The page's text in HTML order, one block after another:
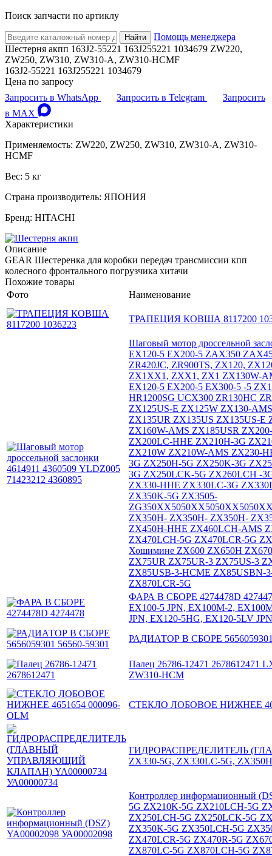
Поиск запчасти по артиклу
Найти
Помощь менеджера
Шестерня акпп 163J2-55221 163J255221 1034679 ZW220,
ZW250, ZW310, ZW310-A, ZW310-HCMF
163J2-55221 163J255221 1034679
Цена по запросу
Запросить в WhatsApp
Запросить в Telegram
Запросить
в MAX
Характеристики
Применяемость: ZW220, ZW250, ZW310, ZW310-A, ZW310-
HCMF
Вес: 5 кг
Страна производитель: ЯПОНИЯ
Бренд: HITACHI
Описание
GEAR Шестеренка для коробки передач трансмиссии кпп
колесного фронтального погрузчика хитачи
Похожие товары
Фото
Наименование
ТРАПЕЦИЯ КОВША 8117200
Шаговый мотор дроссельной
EX120-5 EX200-5 ZAX350
ZR420JC, ZR900TS, ZX120,
ZX1XX1, ZXX1, ZX1 ZX130W-
EX120-5 EX200-5 EX300-5 -5
HR1200SG UCX300 ZR130HC
ZX125US-E ZX125W ZX130-
ZX135UR ZX135US ZX135US-E
ZX160W-AMS ZX185USR
ZX200LC-HHE ZX210H-3G
ZX210W ZX210W-AMS ZX230-
3G ZX250H-5G ZX250K-3G
3G ZX250LCK-5G ZX260LCH -
ZX330-HHE ZX330LC-3G
ZX350K-5G ZX3505-
ZX350H- ZX350H- ZX350H-
ZX450H-HHE ZX460LCH-AMS
ZX470LCH-5G ZX470LCR-5G
Хошимине ZX600 ZX650H
ZX75UR ZX75UR-3 ZX75US-3
ZX85USB-3-HCME ZX85USBN-
ZX870LCR-5G
ФАРА В СБОРЕ 4274478D
EX100-5 JPN, EX100M-2,
JPN, EX120-5HG, EX120-5LV
РАДИАТОР В СБОРЕ 5656059301
Палец 26786-12471 2678612471
ZW310-HCM
СТЕКЛО ЛОБОВОЕ НИЖНЕЕ
ГИДРОРАСПРЕДЕЛИТЕЛЬ
ZX330-5G, ZX330LC-5G,
Контроллер информационный
5G ZX210K-5G ZX210LCH-5G
ZX250LCH-5G ZX250LCK-5G
ZX350K-5G ZX350LCH-5G
ZX470LCR-5G ZX470R-5G
ZX870LC-5G ZX870LCH-5G